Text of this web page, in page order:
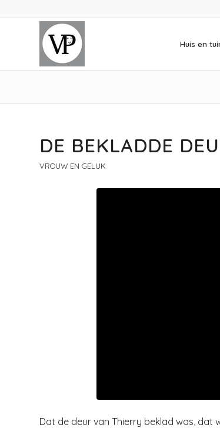
Huis en
DE BEKLADDE
VROUW EN GELUK
Dat de deur van Thierry beklad was, dat